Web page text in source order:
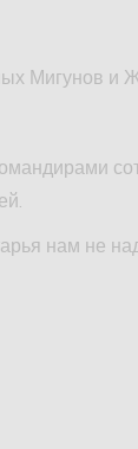
Мигунов и
нам не